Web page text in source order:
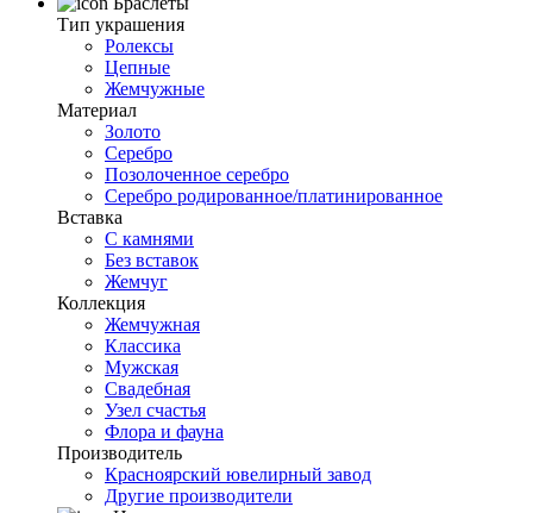
Тип украшения
Ролексы
Цепные
Жемчужные
Материал
Золото
Серебро
Позолоченное серебро
Серебро родированное/платинированное
Вставка
С камнями
Без вставок
Жемчуг
Коллекция
Жемчужная
Классика
Мужская
Свадебная
Узел счастья
Флора и фауна
Производитель
Красноярский ювелирный завод
Другие производители